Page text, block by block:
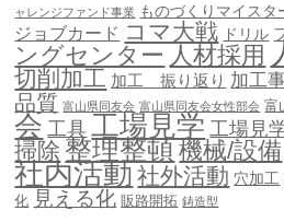
ャレンジファンド事業 ものづくりマイスタ
ジョブカード コマ大戦 ドリル
ングセンター 人材採用
切削加工 加工 振り返り 加工
品質 富山県同友会 富山県同友会女性部会 富
会 工具 工場見学 工場見
掃除 整理整頓機械/設備
社内活動社外活動 穴加工
化 見える化 販路開拓 鋳造型